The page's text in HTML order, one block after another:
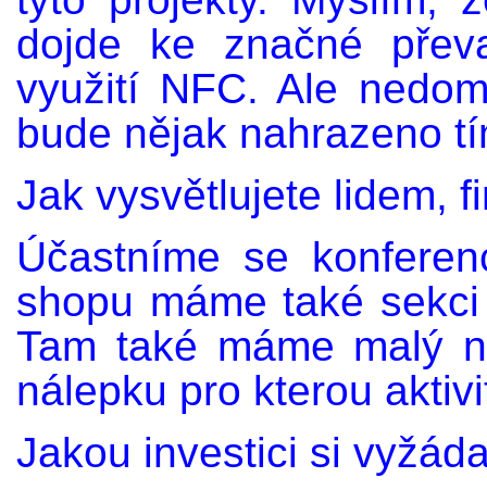
dojde ke značné
využití NFC. Ale
bude nějak nahrazeno
Jak vysvětlujete lidem,
Účastníme se
shopu máme také
Tam také máme malý
nálepku pro kterou
Jakou investici si